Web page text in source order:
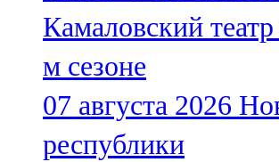
Камаловский
м сезоне
07 августа 2026
республики